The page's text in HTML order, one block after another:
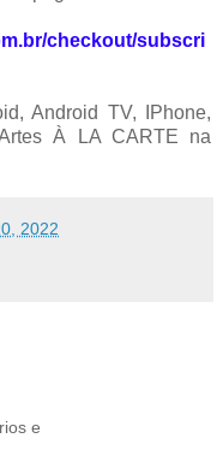
checkout/subscri
Android TV, IPhone,
À LA CARTE na
2022
e